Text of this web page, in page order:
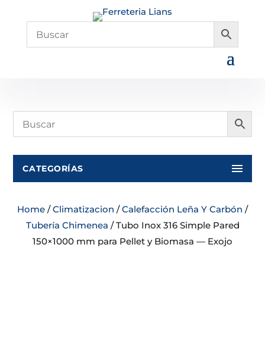
CATEGORÍAS
Home /Climatizacion /Calefacción Leña Y Carbón /
Tubería Chimenea / Tubo Inox 316 Simple Pared
150×1000 mm para Pellet y Biomasa — Exojo